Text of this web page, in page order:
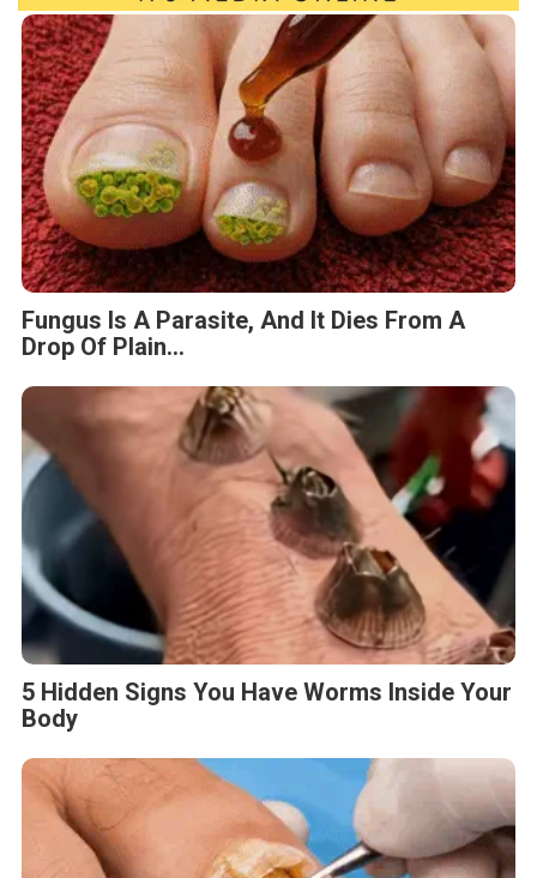
Fungus Is A Parasite, And It Dies From A
Drop Of Plain...
5 Hidden Signs You Have Worms Inside Your
Body